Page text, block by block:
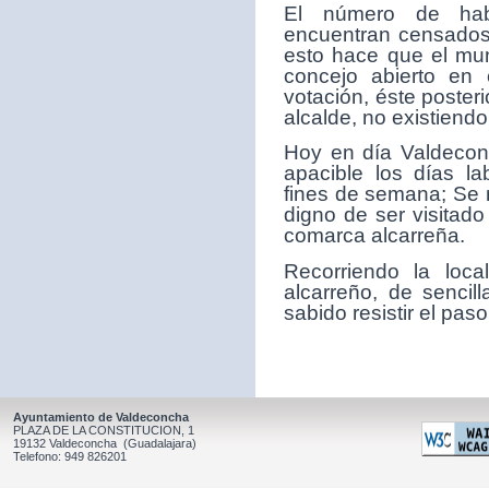
El número de
encuentran
esto hace que el
concejo abierto
votación, éste
alcalde, no
Hoy en día
apacible los días
fines de semana; Se
digno de ser
comarca alcarreña.
Recorriendo la
alcarreño, de
sabido resistir el
Ayuntamiento de Valdeconcha
PLAZA DE LA CONSTITUCION, 1
19132 Valdeconcha (Guadalajara)
Telefono: 949 826201